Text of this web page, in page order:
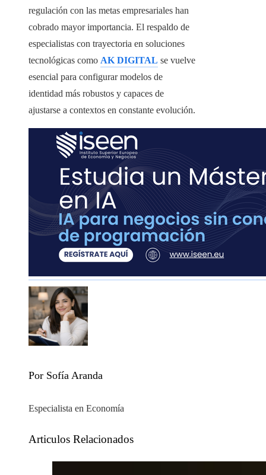
regulación con las metas empresariales han
cobrado mayor importancia. El respaldo de
especialistas con trayectoria en soluciones
tecnológicas como AK DIGITAL se vuelve
esencial para configurar modelos de
identidad más robustos y capaces de
ajustarse a contextos en constante evolución.
Por Sofía Aranda
Especialista en Economía
Articulos Relacionados